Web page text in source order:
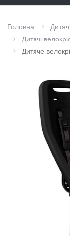
Головна
Дитячі
Дитяче